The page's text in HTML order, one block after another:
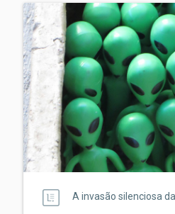
A invasão silenciosa